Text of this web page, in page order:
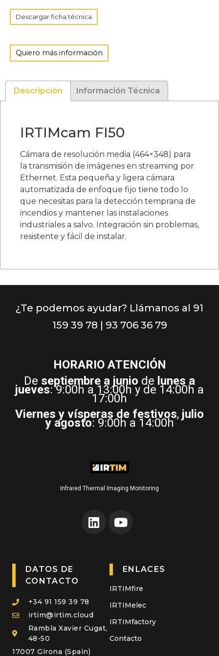
Descargar ficha técnica
Quiero más información
Descripción Información Técnica
IRTIMcam FI50
Cámara de resolución media (464×348) para
la transmisión de imágenes en streaming por
Ethernet. Esta pequeña y ligera cámara
automatizada de enfoque fijo tiene todo lo
que necesitas para la detección temprana de
incendios y mantener las instalaciones
industriales a salvo. Integración sin problemas,
resistente y fácil de instalar.
¿Te podemos ayudar? Llámanos al 91
159 39 78 | 93 706 36 79
HORARIO ATENCIÓN
De septiembre a junio de lunes a
jueves: 9:00h a 13:00h y de 14:00h a
17:00h
Viernes y vísperas de festivos, julio
y agosto: 9:00h a 14:00h
Infrared Thermal Imaging Monitoring
DATOS DE
CONTACTO
+34 91 159 39 78
irtim@irtim.cloud
Rambla Xavier Cugat,
48-50
17007 Girona (Spain)
ENLACES
IRTIMfire
IRTIMelec
IRTIMfactory
Contacto